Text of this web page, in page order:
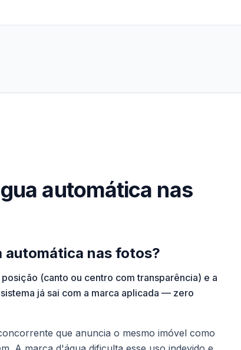
automática nas
automática nas fotos?
(canto ou centro com transparência) e a
já sai com a marca aplicada — zero
que anuncia o mesmo imóvel como